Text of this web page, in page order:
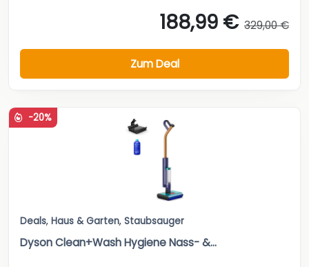
188,99 € 329,00 €
Zum Deal
-20%
Deals, Haus & Garten, Staubsauger
Dyson Clean+Wash Hygiene Nass- &...